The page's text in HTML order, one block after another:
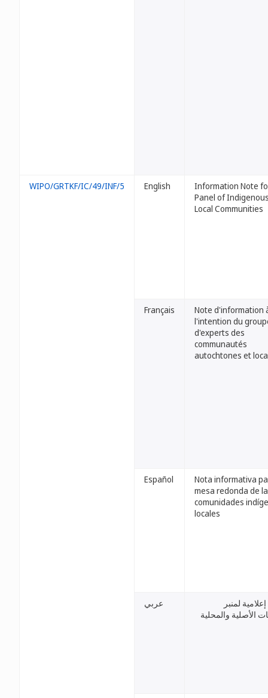
WIPO/GRTKF/IC/49/INF/5 English
Information Note
Panel of
Local Communities
Français
Note d'information
l'intention du
d'experts des
communautés
autochtones et
Español
Nota informativa
mesa redonda de
comunidades
locales
عربي
لمنبر
الأصلية والمحلية